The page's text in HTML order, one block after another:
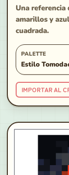
Una
amarillos y
cuadrada.
PALETTE
Estilo
IMPORTAR AL